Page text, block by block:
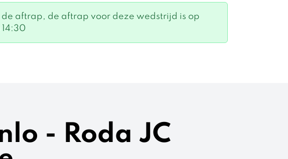
aftrap, de aftrap voor deze wedstrijd is op
- Roda JC